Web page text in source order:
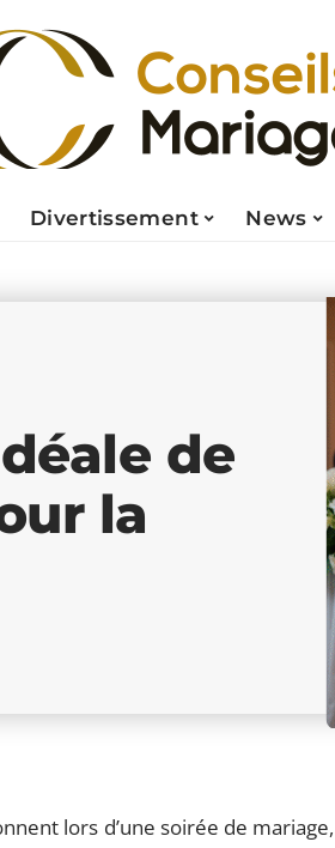
Divertissement News
de
la
lors d’une soirée de mariage,